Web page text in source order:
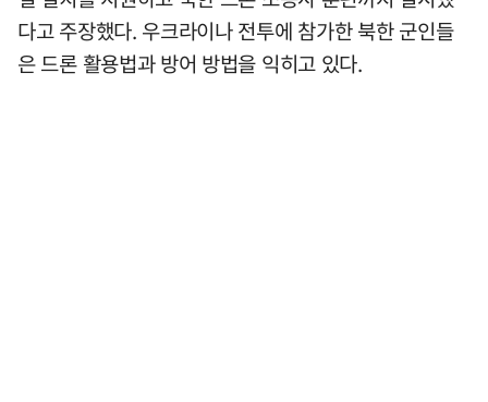
다고 주장했다. 우크라이나 전투에 참가한 북한 군인들
은 드론 활용법과 방어 방법을 익히고 있다.